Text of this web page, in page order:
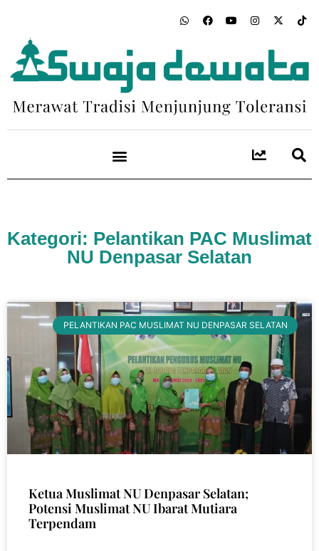
Kategori: Pelantikan PAC Muslimat
NU Denpasar Selatan
PELANTIKAN PAC MUSLIMAT NU DENPASAR SELATAN
Ketua Muslimat NU Denpasar Selatan;
Potensi Muslimat NU Ibarat Mutiara
Terpendam